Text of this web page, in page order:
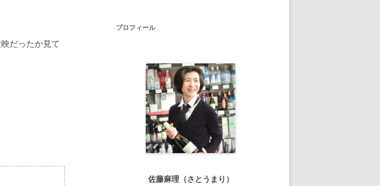
だったか見て
プロフィール
佐藤麻理（さとうまり）